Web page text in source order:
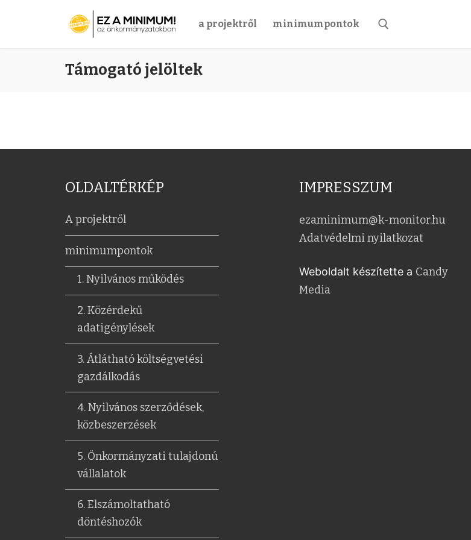
a projektről minimumpontok
Támogató jelöltek
OLDALTÉRKÉP
A projektről
minimumpontok
1. Nyilvános működés
2. Közérdekű
adatigénylések
3. Átlátható költségvetési
gazdálkodás
4. Nyilvános szerződések,
közbeszerzések
5. Önkormányzati tulajdonú
vállalatok
6. Elszámoltatható
döntéshozók
IMPRESSZUM
ezaminimum@k-monitor.hu
Adatvédelmi nyilatkozat
Weboldalt készítette a Candy
Media